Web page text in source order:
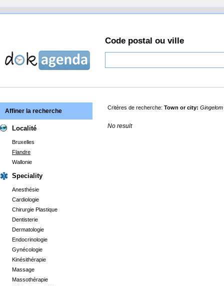
Code postal ou ville
Affiner la recherche
Localité
Bruxelles
Flandre
Wallonie
Speciality
Anesthésie
Cardiologie
Chirurgie Plastique
Dentisterie
Dermatologie
Endocrinologie
Gynécologie
Kinésithérapie
Massage
Massothérapie
Critères de recherche: Town or city: Gingelom
No result